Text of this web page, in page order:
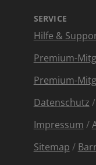
SERVICE
Hilfe &
Premium-
Premium-
Datenschutz /
Impressum /
Sitemap /